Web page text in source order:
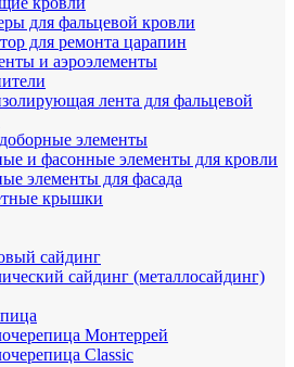
для фальцевой кровли
для ремонта царапин
и аэроэлементы
лента для фальцевой
элементы
и фасонные элементы для кровли
элементы для фасада
крышки
сайдинг
сайдинг (металлосайдинг)
Монтеррей
Classic